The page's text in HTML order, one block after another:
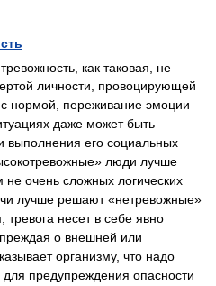
как таковая, не
личности, провоцирующей
нормой, переживание эмоции
даже может быть
выполнения его социальных
люди лучше
очень сложных логических
лучше решают «нетревожные»
несет в себе явно
о внешней или
организму, что надо
предупреждения опасности